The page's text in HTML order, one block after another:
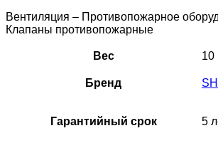
Вентиляция – Противопожарное
Клапаны противопожарные
Вес 10
Бренд
Гарантийный срок 5